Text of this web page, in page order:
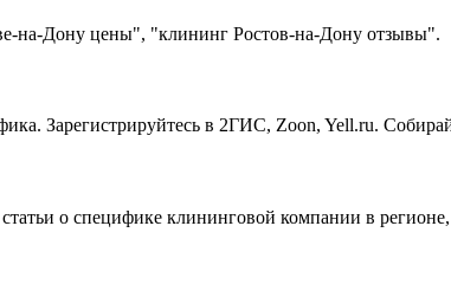
на-Дону цены", "клининг Ростов-на-Дону отзывы".
Зарегистрируйтесь в 2ГИС, Zoon, Yell.ru.
о специфике клининговой компании в